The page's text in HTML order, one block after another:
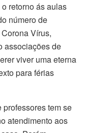
retorno ás aulas
número de
Vírus,
associações de
viver uma eterna
para férias
tem se
atendimento aos